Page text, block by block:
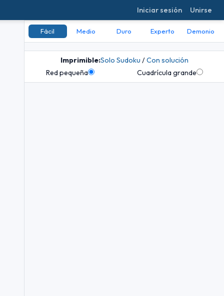
Iniciar sesión Unirse
Fácil Medio Duro Experto Demonio
Imprimible:Solo Sudoku /Con solución
Red pequeña
Cuadrícula grande